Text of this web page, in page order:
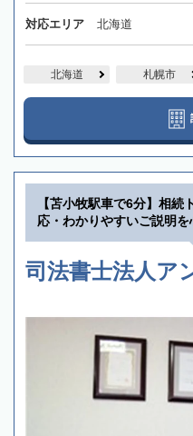
対応エリア 北海道
北海道 札幌市
【苫小牧駅車で6分】相
応・わかりやすいご説明
司法書士法人ア